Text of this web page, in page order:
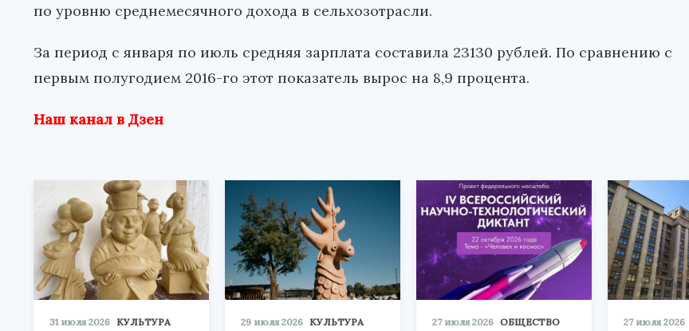
по уровню среднемесячного дохода в сельхозотрасли.
За период с января по июль средняя зарплата составила 23130 рублей. По сравнению с
первым полугодием 2016-го этот показатель вырос на 8,9 процента.
Наш канал в Дзен
31 июля 2026 КУЛЬТУРА 29 июля 2026 КУЛЬТУРА 27 июля 2026 ОБЩЕСТВО 27 июля 2026